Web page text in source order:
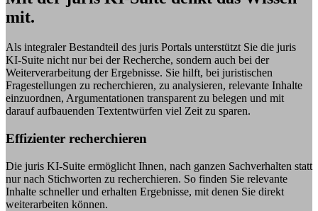
mit.
Als integraler Bestandteil des juris Portals unterstützt Sie die juris
KI-Suite nicht nur bei der Recherche, sondern auch bei der
Weiterverarbeitung der Ergebnisse. Sie hilft, bei juristischen
Fragestellungen zu recherchieren, zu analysieren, relevante Inhalte
einzuordnen, Argumentationen transparent zu belegen und mit
darauf aufbauenden Textentwürfen viel Zeit zu sparen.
Effizienter recherchieren
Die juris KI-Suite ermöglicht Ihnen, nach ganzen Sachverhalten statt
nur nach Stichworten zu recherchieren. So finden Sie relevante
Inhalte schneller und erhalten Ergebnisse, mit denen Sie direkt
weiterarbeiten können.